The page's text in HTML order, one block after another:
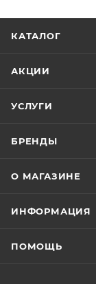
КАТАЛОГ
АКЦИИ
УСЛУГИ
БРЕНДЫ
О МАГАЗИНЕ
ИНФОРМАЦИЯ
ПОМОЩЬ